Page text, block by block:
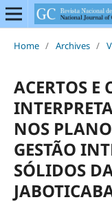
Home / Archives /
ACERTOS E
NOS
GESTÃO
SÓLIDOS